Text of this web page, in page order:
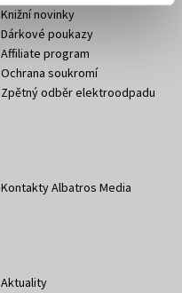
Knižní novinky
Dárkové poukazy
Affiliate program
Ochrana soukromí
Zpětný odběr elektroodpadu
Kontakty Albatros Media
Aktuality